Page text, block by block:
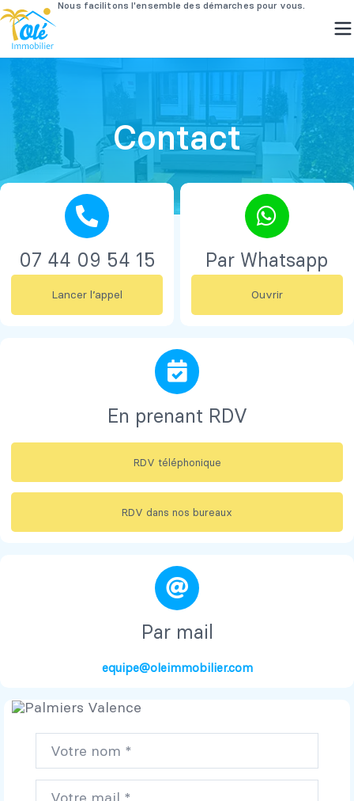
contenu
Contact
07 44 09 54 15
Lancer l’appel
Par Whatsapp
Ouvrir
En prenant RDV
RDV téléphonique
RDV dans nos bureaux
Par mail
equipe@oleimmobilier.com